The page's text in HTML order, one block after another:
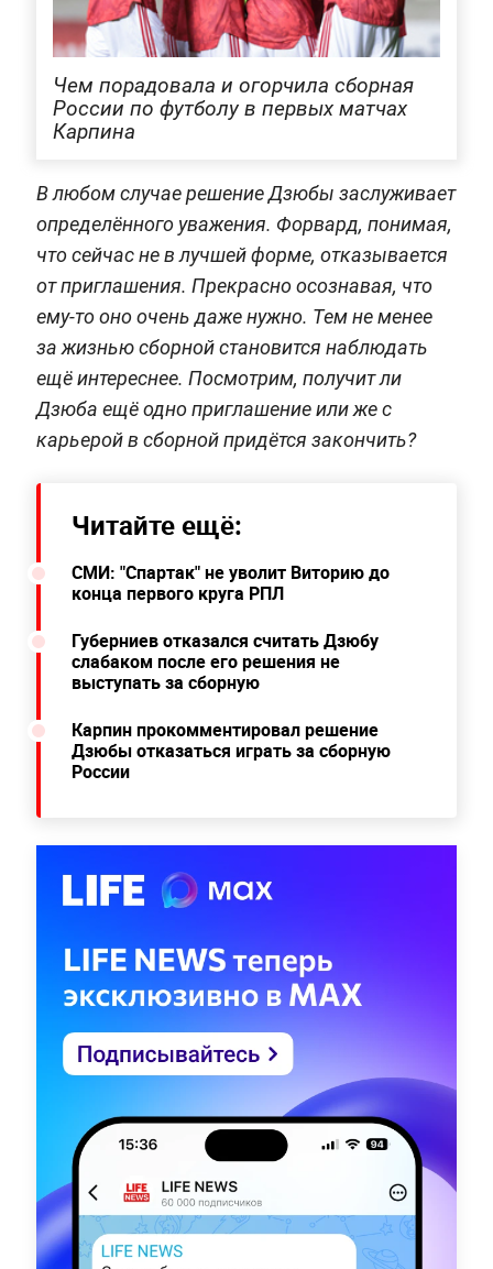
Чем порадовала и огорчила сборная
России по футболу в первых матчах
Карпина
В любом случае решение Дзюбы заслуживает
определённого уважения. Форвард, понимая,
что сейчас не в лучшей форме, отказывается
от приглашения. Прекрасно осознавая, что
ему-то оно очень даже нужно. Тем не менее
за жизнью сборной становится наблюдать
ещё интереснее. Посмотрим, получит ли
Дзюба ещё одно приглашение или же с
карьерой в сборной придётся закончить?
Читайте ещё:
СМИ: "Спартак" не уволит Виторию до
конца первого круга РПЛ
Губерниев отказался считать Дзюбу
слабаком после его решения не
выступать за сборную
Карпин прокомментировал решение
Дзюбы отказаться играть за сборную
России